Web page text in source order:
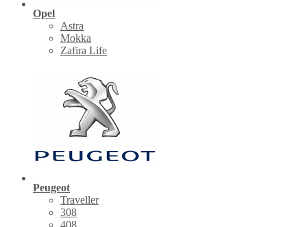
Opel
Astra
Mokka
Zafira Life
Peugeot
Traveller
308
408